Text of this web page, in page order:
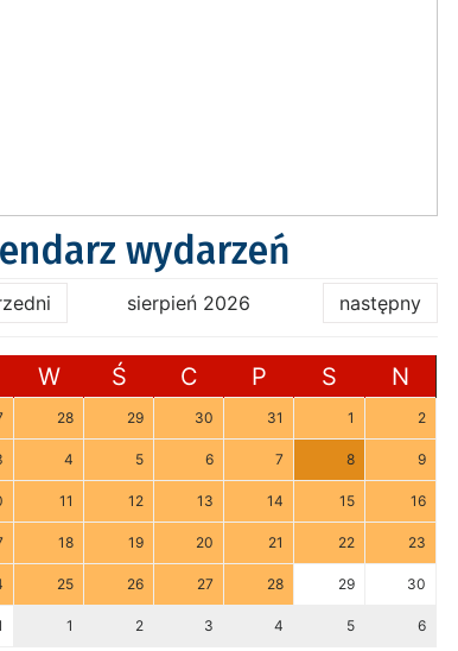
wydarzeń
sierpień 2026 następny
W Ś C P S N
28 29 30 31 1 2
4 5 6 7 8 9
11 12 13 14 15 16
18 19 20 21 22 23
25 26 27 28 29 30
1 2 3 4 5 6